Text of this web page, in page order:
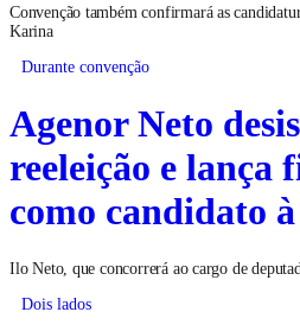
Convenção também confirmará as
Karina
Durante convenção
Agenor Neto
reeleição e lança
como candidato
Ilo Neto, que concorrerá ao cargo de
Dois lados